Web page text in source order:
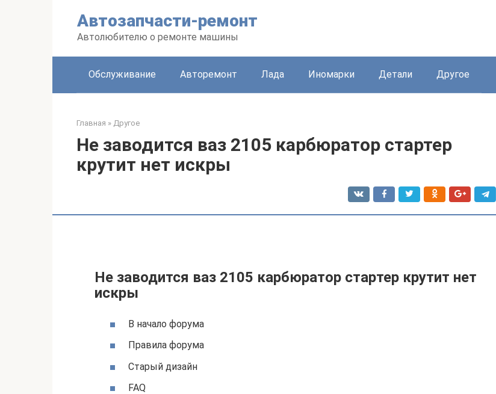
Автозапчасти-ремонт
Автолюбителю о ремонте машины
Обслуживание Авторемонт Лада Иномарки Детали Другое
Главная » Другое
Не заводится ваз 2105 карбюратор стартер
крутит нет искры
Не заводится ваз 2105 карбюратор стартер крутит нет
искры
В начало форума
Правила форума
Старый дизайн
FAQ